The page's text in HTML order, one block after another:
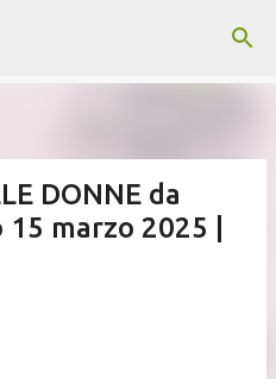
principali
DONNE da
marzo 2025 |